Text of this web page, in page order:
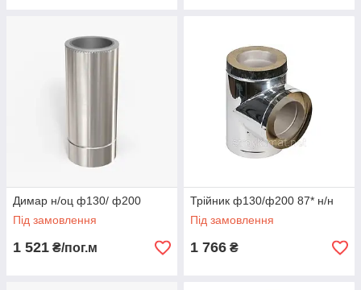
Димар н/оц ф130/ ф200
Під замовлення
1 521 ₴/пог.м
Трійник ф130/ф200 87* н/н
Під замовлення
1 766 ₴